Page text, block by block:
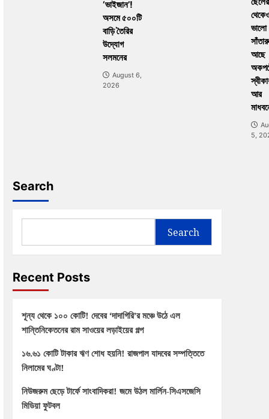
‘ভাইজান’!
অসমে ৫০০টি
বাড়ি তৈরির
উদ্যোগ
সলমনের
August 6,
2026
ভালো
সাঁতারু
আছে
আর
5,
Search
Search
Recent Posts
শূন্য থেকে ১০০ কোটি! দেবের ‘দাদাগিরি’র মঞ্চে উঠে এল
শান্তিনিকেতনের রাম সাওয়ের লড়াইয়ের গল্প
১৬.৬১ কোটি টাকার ঋণ শোধ হয়নি! রাজপাল যাদবের সম্পত্তিতে
নিলামের ঘণ্টা!
নিউজরুম ছেড়ে টার্ফে সাংবাদিকরা! জমে উঠল মার্লিন-সিএসজেসি
মিডিয়া ফুটবল